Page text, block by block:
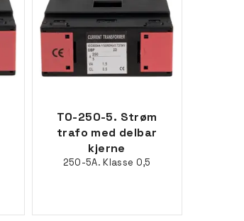
TO-250-5. Strøm
trafo med delbar
kjerne
250-5A. Klasse 0,5